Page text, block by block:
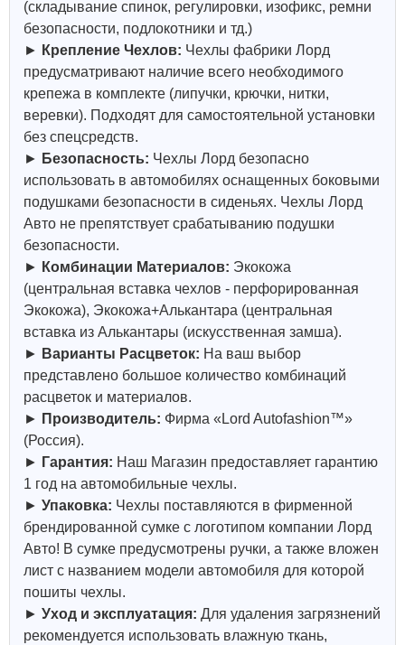
(складывание спинок, регулировки, изофикс, ремни
безопасности, подлокотники и тд.)
► Крепление Чехлов: Чехлы фабрики Лорд
предусматривают наличие всего необходимого
крепежа в комплекте (липучки, крючки, нитки,
веревки). Подходят для самостоятельной установки
без спецсредств.
► Безопасность: Чехлы Лорд безопасно
использовать в автомобилях оснащенных боковыми
подушками безопасности в сиденьях. Чехлы Лорд
Авто не препятствует срабатыванию подушки
безопасности.
► Комбинации Материалов: Экокожа
(центральная вставка чехлов - перфорированная
Экокожа), Экокожа+Алькантара (центральная
вставка из Алькантары (искусственная замша).
► Варианты Расцветок: На ваш выбор
представлено большое количество комбинаций
расцветок и материалов.
► Производитель: Фирма «Lord Autofashion™»
(Россия).
► Гарантия: Наш Магазин предоставляет гарантию
1 год на автомобильные чехлы.
► Упаковка: Чехлы поставляются в фирменной
брендированной сумке с логотипом компании Лорд
Авто! В сумке предусмотрены ручки, а также вложен
лист с названием модели автомобиля для которой
пошиты чехлы.
► Уход и эксплуатация: Для удаления загрязнений
рекомендуется использовать влажную ткань,